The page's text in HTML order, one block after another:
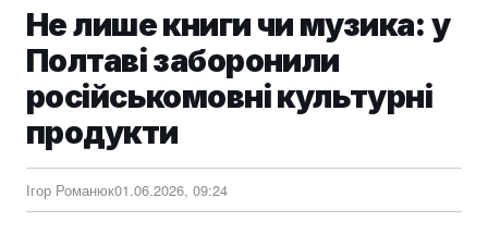
Не лише книги чи музика: у
Полтаві заборонили
російськомовні культурні
продукти
Ігор Романюк01.06.2026, 09:24